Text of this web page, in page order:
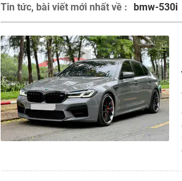
Tin tức, bài viết mới nhất về : bmw-530i